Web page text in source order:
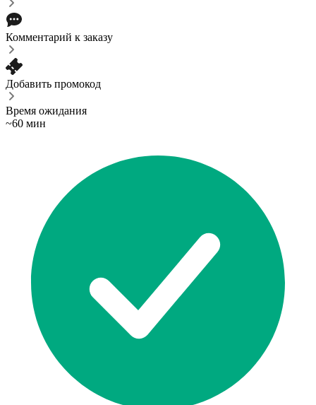
Комментарий к заказу
Добавить промокод
Время ожидания
~60 мин